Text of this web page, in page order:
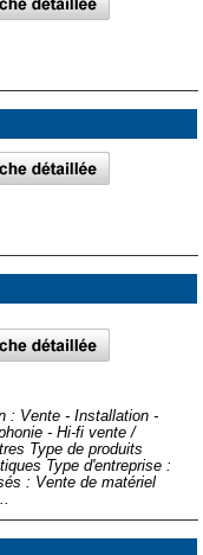
: Vente - Installation -
- Hi-fi vente /
Type de produits
Type d'entreprise :
: Vente de matériel